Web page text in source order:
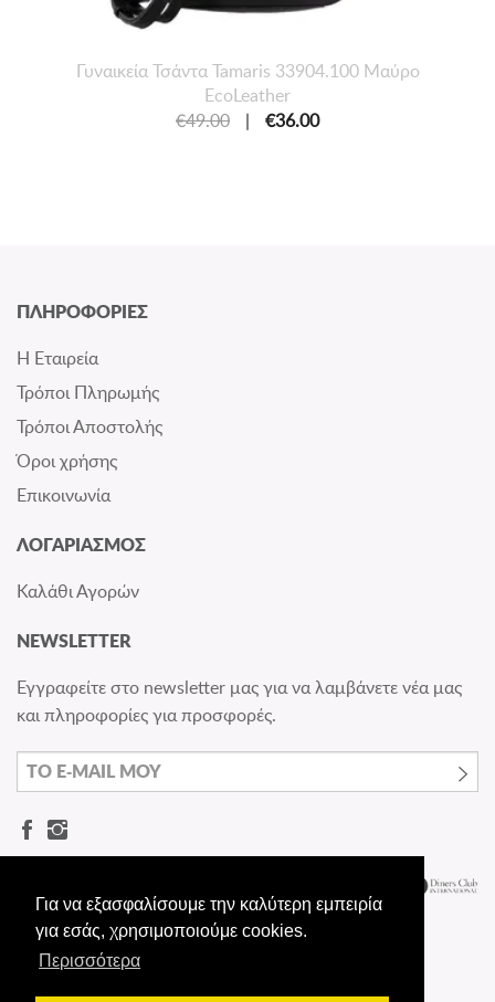
Για να εξασφαλίσουμε την καλύτερη εμπειρία
για εσάς, χρησιμοποιούμε cookies.
Περισσότερα
Γυναικεία Τσάντα Tamaris 33904.100 Μαύρο
EcoLeather
€49.00
| €36.00
ΠΛΗΡΟΦΟΡΙΕΣ
Η Εταιρεία
Τρόποι Πληρωμής
Τρόποι Αποστολής
Όροι χρήσης
Επικοινωνία
ΛΟΓΑΡΙΑΣΜΟΣ
Καλάθι Αγορών
NEWSLETTER
Εγγραφείτε στο newsletter μας για να λαμβάνετε νέα μας
και πληροφορίες για προσφορές.